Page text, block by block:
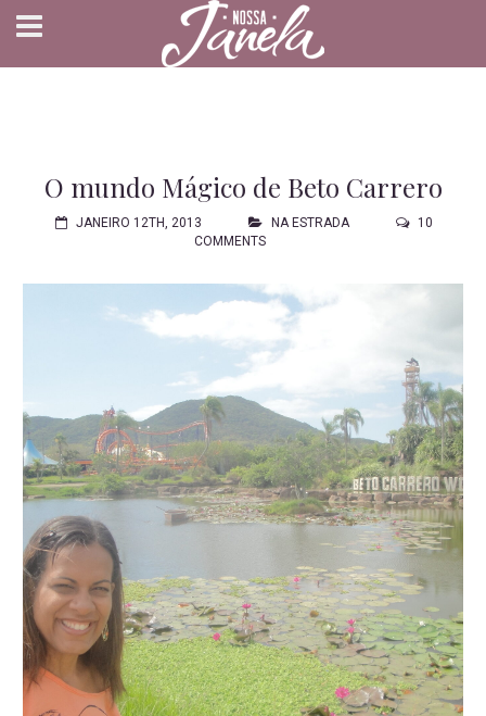
O mundo Mágico de Beto Carrero
JANEIRO 12TH, 2013 NA ESTRADA
10
COMMENTS